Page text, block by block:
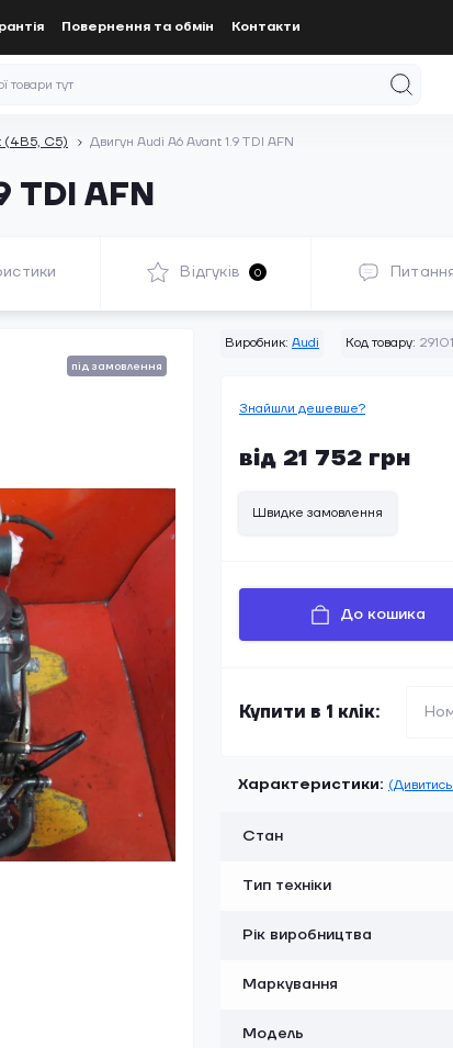
Повернення та обмін Контакти
(4B5, C5) Двигун Audi A6 Avant 1.9 TDI AFN
TDI AFN
Відгуків 0
під замовлення
Виробник: Audi Код товару:
Знайшли дешевше?
від 21 752 грн
Швидке замовлення
До кошика
Купити в 1 клік:
Характеристики: (Дивитись
Стан
Тип техніки
Рік виробництва
Маркування
Модель